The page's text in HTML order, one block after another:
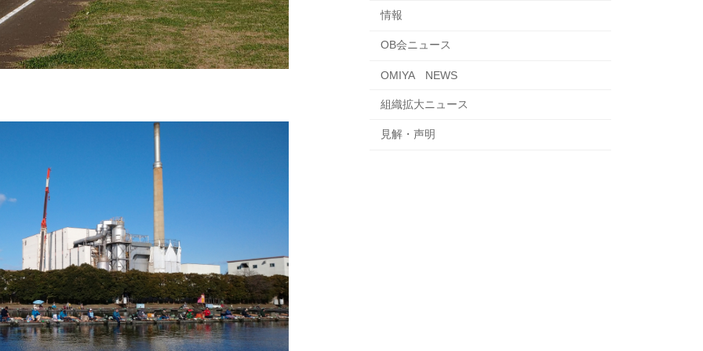
情報
OB会ニュース
OMIYA NEWS
組織拡大ニュース
見解・声明